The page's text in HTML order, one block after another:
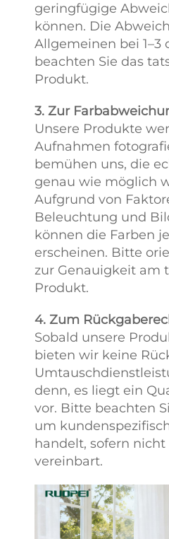
geringfügige
können. Die
Allgemeinen bei 1–3
beachten Sie das
Produkt.
3. Zur
Unsere Produkte
Aufnahmen
bemühen uns, die
genau wie möglich
Aufgrund von
Beleuchtung und
können die Farben
erscheinen. Bitte
zur Genauigkeit am
Produkt.
4. Zum
Sobald unsere
bieten wir keine
denn, es liegt ein
vor. Bitte beachten
um
handelt, sofern nicht
vereinbart.